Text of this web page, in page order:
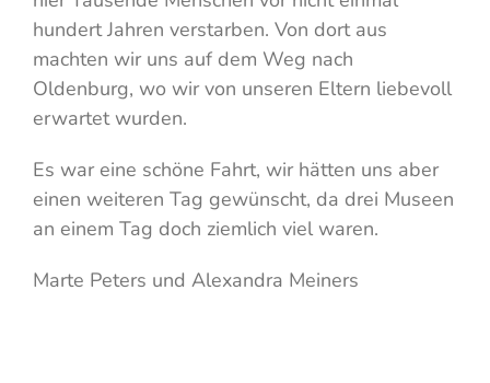
hundert Jahren verstarben. Von dort aus
machten wir uns auf dem Weg nach
Oldenburg, wo wir von unseren Eltern liebevoll
erwartet wurden.
Es war eine schöne Fahrt, wir hätten uns aber
einen weiteren Tag gewünscht, da drei Museen
an einem Tag doch ziemlich viel waren.
Marte Peters und Alexandra Meiners